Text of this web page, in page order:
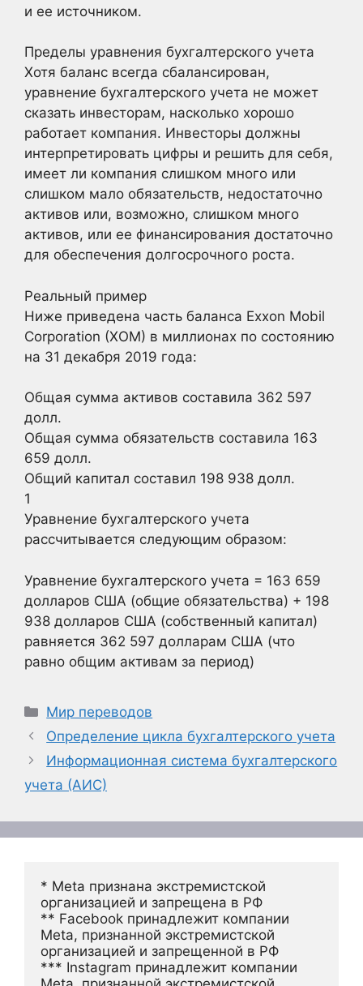
и ее источником.
Пределы уравнения бухгалтерского учета
Хотя баланс всегда сбалансирован,
уравнение бухгалтерского учета не может
сказать инвесторам, насколько хорошо
работает компания. Инвесторы должны
интерпретировать цифры и решить для себя,
имеет ли компания слишком много или
слишком мало обязательств, недостаточно
активов или, возможно, слишком много
активов, или ее финансирования достаточно
для обеспечения долгосрочного роста.
Реальный пример
Ниже приведена часть баланса Exxon Mobil
Corporation (XOM) в миллионах по состоянию
на 31 декабря 2019 года:
Общая сумма активов составила 362 597
долл.
Общая сумма обязательств составила 163
659 долл.
Общий капитал составил 198 938 долл.
1
Уравнение бухгалтерского учета
рассчитывается следующим образом:
Уравнение бухгалтерского учета = 163 659
долларов США (общие обязательства) + 198
938 долларов США (собственный капитал)
равняется 362 597 долларам США (что
равно общим активам за период)
Рубрики
Мир переводов
Определение цикла бухгалтерского учета
Информационная система бухгалтерского
учета (АИС)
* Meta признана экстремистской
организацией и запрещена в РФ
** Facebook принадлежит компании
Meta, признанной экстремистской
организацией и запрещенной в РФ
*** Instagram принадлежит компании